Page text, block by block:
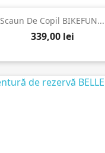
Scaun De Copil BIKEFUN...
339,00 lei
 Vizualizare rapida